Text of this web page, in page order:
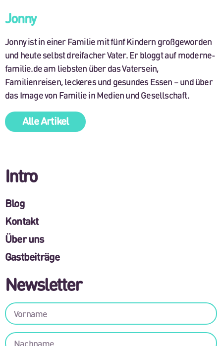
Jonny
Jonny ist in einer Familie mit fünf Kindern großgeworden
und heute selbst dreifacher Vater. Er bloggt auf moderne-
familie.de am liebsten über das Vatersein,
Familienreisen, leckeres und gesundes Essen – und über
das Image von Familie in Medien und Gesellschaft.
Alle Artikel
Intro
Blog
Kontakt
Über uns
Gastbeiträge
Newsletter